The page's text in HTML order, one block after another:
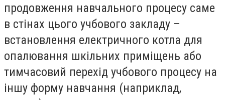
продовження навчального процесу саме
в стінах цього учбового закладу –
встановлення електричного котла для
опалювання шкільних приміщень або
тимчасовий перехід учбового процесу на
іншу форму навчання (наприклад,